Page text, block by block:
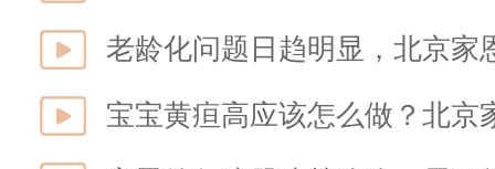
老龄化问题日趋明显，北京家
宝宝黄疸高应该怎么做？北京